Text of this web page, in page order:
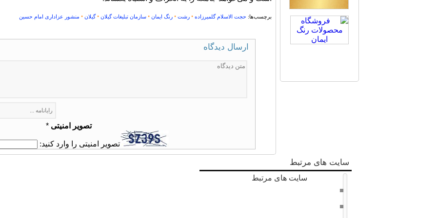
برچسب‌ها: حجت الاسلام گلمیرزاده • رشت • رنگ ایمان • سازمان تبلیغات گیلان •گیلان • منشور عزاداری امام حسین
ارسال دیدگاه
تصویر امنیتی *
تصویر امنیتی را وارد کنید:
سایت های مرتبط
سایت های مرتبط